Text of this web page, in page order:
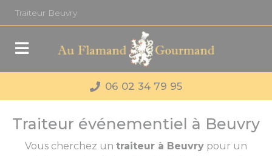
Traiteur Beuvry
06 02 34 79 95
Traiteur événementiel à Beuvry
Vous cherchez un traiteur à Beuvry pour un
Panneau de gestion des cookies